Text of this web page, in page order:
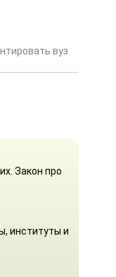
вуз
Закон про
институты и